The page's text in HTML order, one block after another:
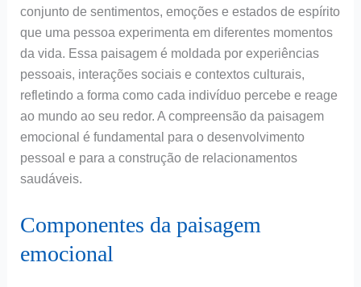
conjunto de sentimentos, emoções e estados de espírito
que uma pessoa experimenta em diferentes momentos
da vida. Essa paisagem é moldada por experiências
pessoais, interações sociais e contextos culturais,
refletindo a forma como cada indivíduo percebe e reage
ao mundo ao seu redor. A compreensão da paisagem
emocional é fundamental para o desenvolvimento
pessoal e para a construção de relacionamentos
saudáveis.
Componentes da paisagem
emocional